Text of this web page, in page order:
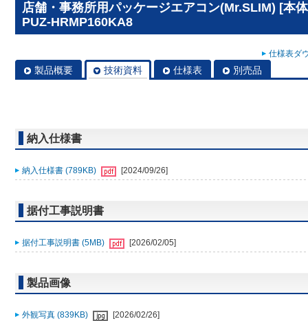
店舗・事務所用パッケージエアコン(Mr.SLIM) [本
PUZ-HRMP160KA8
仕様表ダ
製品概要 技術資料 仕様表 別売品
納入仕様書
納入仕様書 (789KB) [2024/09/26]
据付工事説明書
据付工事説明書 (5MB) [2026/02/05]
製品画像
外観写真 (839KB) [2026/02/26]